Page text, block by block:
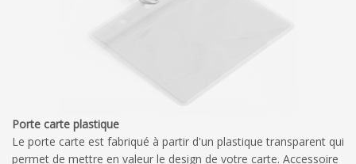
Porte carte plastique
Le porte carte est fabriqué à partir d'un plastique transparent qui
permet de mettre en valeur le design de votre carte. Accessoire